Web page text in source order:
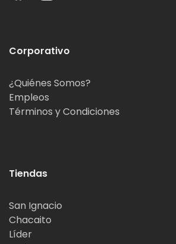
Corporativo
¿Quiénes Somos?
Empleos
Términos y Condiciones
Tiendas
San Ignacio
Chacaito
Líder